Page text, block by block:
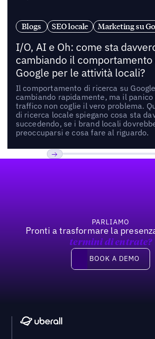
Blogs SEO locale Marketing su
I/O, AI e Oh: come sta
cambiando il
Google per le attività locali?
Il comportamento di ricerca su
cambiando rapidamente, ma il
traffico non coglie il vero problema.
di ricerca locale spiegano cosa sta
succedendo, se i brand locali
preoccuparsi e cosa fare al riguardo.
PARLIAMO
Pronti a trasformare la
termini di entrate?
Book a demo
BOOK A DEMO